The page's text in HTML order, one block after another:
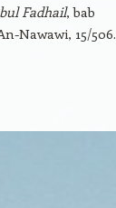
Fadhail, bab
Nawawi, 15/506.